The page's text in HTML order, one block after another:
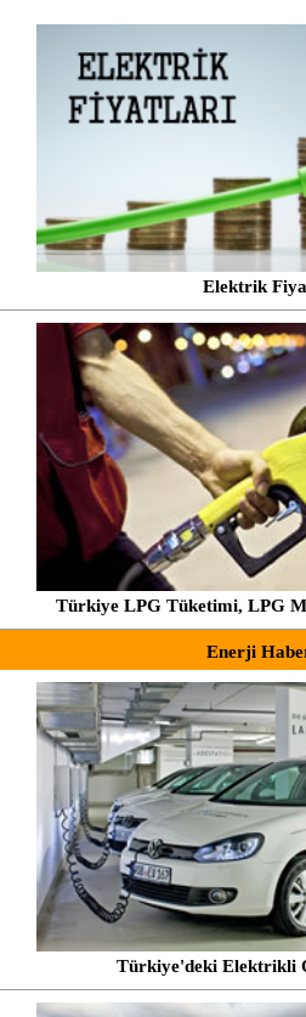
Elektrik
Türkiye LPG Tüketimi, LPG
Enerji
Türkiye'deki Elektrikli